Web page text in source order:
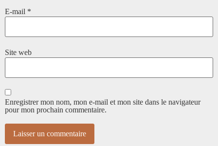
E-mail *
Site web
Enregistrer mon nom, mon e-mail et mon site dans le navigateur
pour mon prochain commentaire.